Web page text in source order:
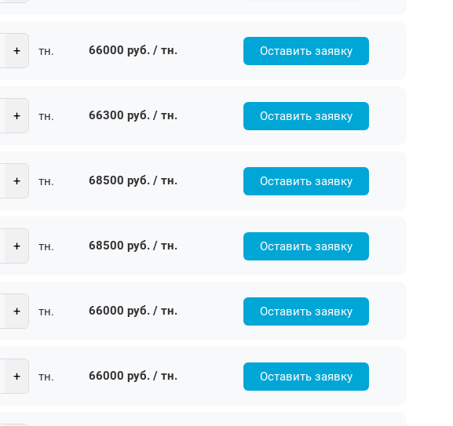
+ тн. 66000 руб. / тн. Оставить заявку
+ тн. 66300 руб. / тн. Оставить заявку
+ тн. 68500 руб. / тн. Оставить заявку
+ тн. 68500 руб. / тн. Оставить заявку
+ тн. 66000 руб. / тн. Оставить заявку
+ тн. 66000 руб. / тн. Оставить заявку